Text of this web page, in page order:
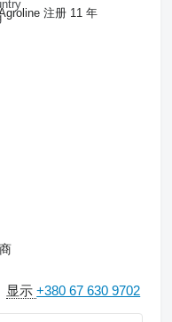
注册 11 年
显示+380 67 630 9702